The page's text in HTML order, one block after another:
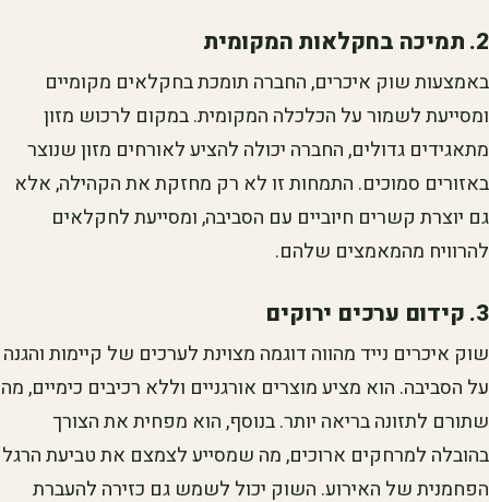
2. תמיכה בחקלאות המקומית
באמצעות שוק איכרים, החברה תומכת בחקלאים מקומיים
ומסייעת לשמור על הכלכלה המקומית. במקום לרכוש מזון
מתאגידים גדולים, החברה יכולה להציע לאורחים מזון שנוצר
באזורים סמוכים. התמחות זו לא רק מחזקת את הקהילה, אלא
גם יוצרת קשרים חיוביים עם הסביבה, ומסייעת לחקלאים
להרוויח מהמאמצים שלהם.
3. קידום ערכים ירוקים
שוק איכרים נייד מהווה דוגמה מצוינת לערכים של קיימות והגנה
על הסביבה. הוא מציע מוצרים אורגניים וללא רכיבים כימיים, מה
שתורם לתזונה בריאה יותר. בנוסף, הוא מפחית את הצורך
בהובלה למרחקים ארוכים, מה שמסייע לצמצם את טביעת הרגל
הפחמנית של האירוע. השוק יכול לשמש גם כזירה להעברת